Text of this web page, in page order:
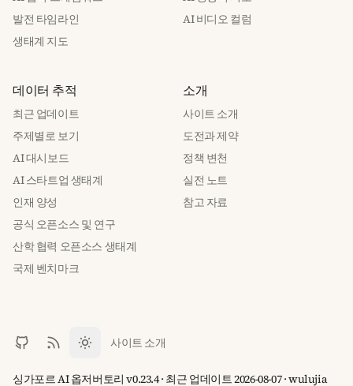
발전 타임라인
생태계 지도
AI 비디오 컬럼
데이터 추적
최근 업데이트
주제별로 보기
AI 대시보드
AI 스타트업 생태계
인재 양성
공식 오픈소스 및 연구
산학 협력 오픈소스 생태계
국제 벤치마크
소개
사이트 소개
도전과 제약
정책 변천
실전 노트
참고 자료
사이트 소개
싱가포르 AI 옵저버토리 v0.23.4 · 최근 업데이트 2026-08-07 · wulujia